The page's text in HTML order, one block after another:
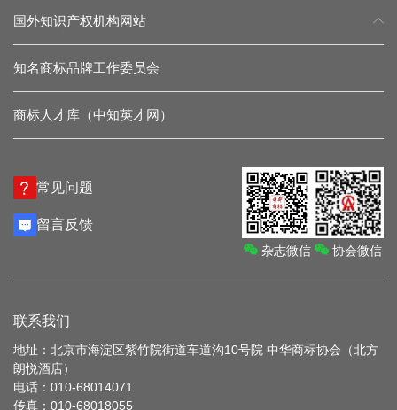
国外知识产权机构网站
知名商标品牌工作委员会
商标人才库（中知英才网）
联系我们
地址：北京市海淀区紫竹院街道车道沟10号院 中华商标协会（北方
朗悦酒店）
电话：010-68014071
传真：010-68018055
协会微信
杂志微信
常见问题
留言反馈